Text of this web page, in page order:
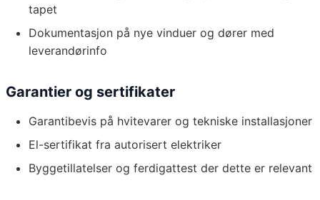
tapet
Dokumentasjon på nye vinduer og dører med
leverandørinfo
Garantier og sertifikater
Garantibevis på hvitevarer og tekniske installasjoner
El-sertifikat fra autorisert elektriker
Byggetillatelser og ferdigattest der dette er relevant